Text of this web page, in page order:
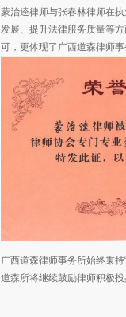
蒙治逵律师与张春林律师在
发展、提升法律服务质量等
可，更体现了广西道森律师
广西道森律师事务所始终秉
道森所将继续鼓励律师积极